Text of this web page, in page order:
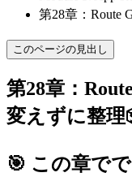
第28章：Route
このページの見出し
第28章：
変えずに整理
🎯 この章で